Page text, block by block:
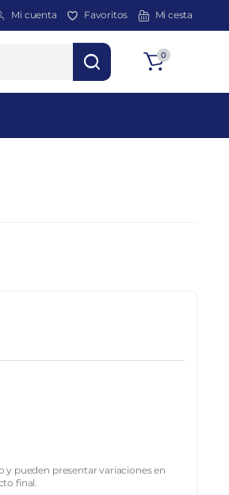
Mi cuenta Favoritos Mi cesta
0
y pueden presentar variaciones en
final.